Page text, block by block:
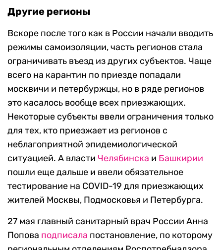
Другие регионы
Вскоре после того как в России начали вводить
режимы самоизоляции, часть регионов стала
ограничивать въезд из других субъектов. Чаще
всего на карантин по приезде попадали
москвичи и петербуржцы, но в ряде регионов
это касалось вообще всех приезжающих.
Некоторые субъекты ввели ограничения только
для тех, кто приезжает из регионов с
неблагоприятной эпидемиологической
ситуацией. А власти Челябинска и Башкирии
пошли еще дальше и ввели обязательное
тестирование на COVID-19 для приезжающих
жителей Москвы, Подмосковья и Петербурга.
27 мая главный санитарный врач России Анна
Попова подписала постановление, по которому